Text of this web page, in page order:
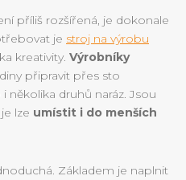
příliš rozšířená, je dokonale
je stroj na výrobu
kreativity. Výrobníky
připravit přes sto
i několika druhů naráz. Jsou
lze umístit i do menších
Základem je naplnit